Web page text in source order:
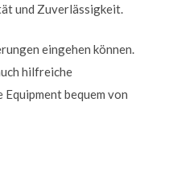
und Zuverlässigkeit.
eingehen können.
hilfreiche
bequem von